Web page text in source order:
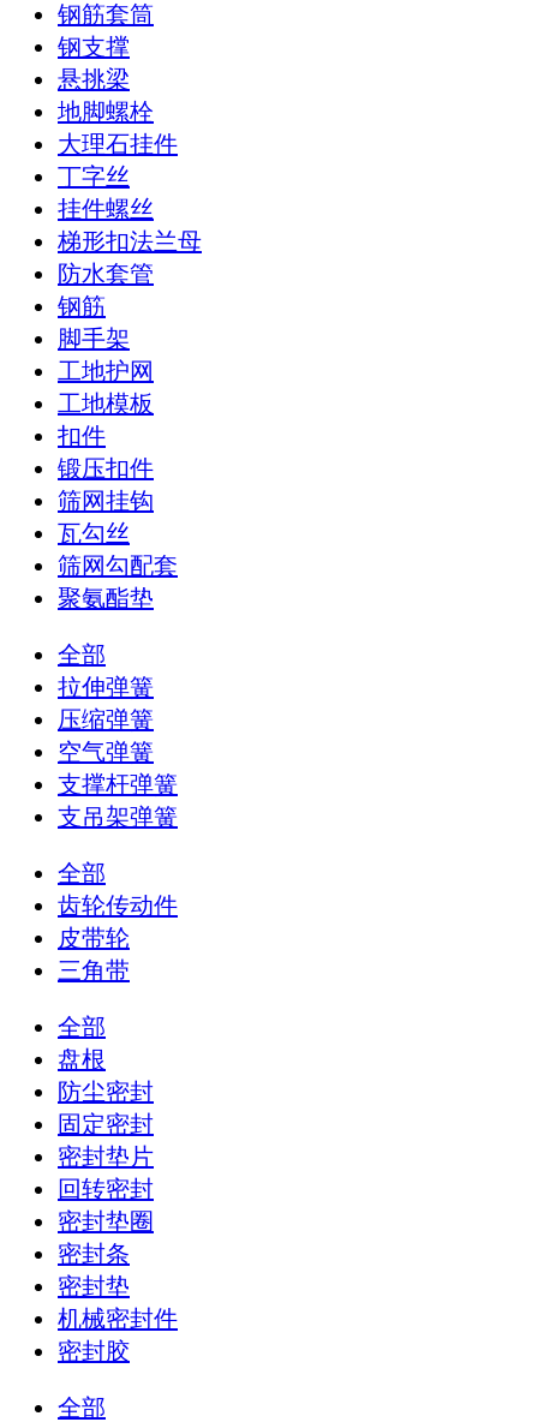
钢筋套筒
钢支撑
悬挑梁
地脚螺栓
大理石挂件
丁字丝
挂件螺丝
梯形扣法兰母
防水套管
钢筋
脚手架
工地护网
工地模板
扣件
锻压扣件
筛网挂钩
瓦勾丝
筛网勾配套
聚氨酯垫
全部
拉伸弹簧
压缩弹簧
空气弹簧
支撑杆弹簧
支吊架弹簧
全部
齿轮传动件
皮带轮
三角带
全部
盘根
防尘密封
固定密封
密封垫片
回转密封
密封垫圈
密封条
密封垫
机械密封件
密封胶
全部